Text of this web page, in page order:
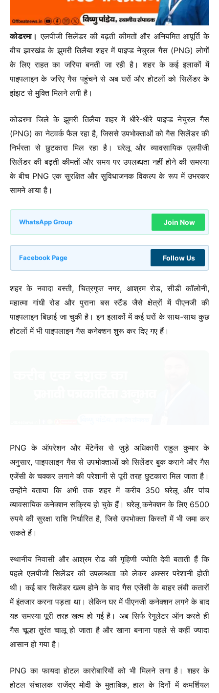
कोडरमा। एलपीजी सिलेंडर की बढ़ती कीमतों और अनियमित आपूर्ति के
बीच झारखंड के झुमरी तिलैया शहर में पाइप्ड नेचुरल गैस (PNG) लोगों
के लिए राहत का जरिया बनती जा रही है। शहर के कई इलाकों में
पाइपलाइन के जरिए गैस पहुंचने से अब घरों और होटलों को सिलेंडर के
झंझट से मुक्ति मिलने लगी है।
कोडरमा जिले के झुमरी तिलैया शहर में धीरे-धीरे पाइप्ड नेचुरल गैस
(PNG) का नेटवर्क फैल रहा है, जिससे उपभोक्ताओं को गैस सिलेंडर की
निर्भरता से छुटकारा मिल रहा है। घरेलू और व्यावसायिक एलपीजी
सिलेंडर की बढ़ती कीमतों और समय पर उपलब्धता नहीं होने की समस्या
के बीच PNG एक सुरक्षित और सुविधाजनक विकल्प के रूप में उभरकर
सामने आया है।
WhatsApp Group Join Now
Facebook Page Follow Us
शहर के नवादा बस्ती, चित्रगुप्त नगर, आश्रम रोड, सीडी कॉलोनी,
महात्मा गांधी रोड और पुराना बस स्टैंड जैसे क्षेत्रों में पीएनजी की
पाइपलाइन बिछाई जा चुकी है। इन इलाकों में कई घरों के साथ-साथ कुछ
होटलों में भी पाइपलाइन गैस कनेक्शन शुरू कर दिए गए हैं।
PNG के ऑपरेशन और मेंटेनेंस से जुड़े अधिकारी राहुल कुमार के
अनुसार, पाइपलाइन गैस से उपभोक्ताओं को सिलेंडर बुक कराने और गैस
एजेंसी के चक्कर लगाने की परेशानी से पूरी तरह छुटकारा मिल जाता है।
उन्होंने बताया कि अभी तक शहर में करीब 350 घरेलू और पांच
व्यावसायिक कनेक्शन सक्रिय हो चुके हैं। घरेलू कनेक्शन के लिए 6500
रुपये की सुरक्षा राशि निर्धारित है, जिसे उपभोक्ता किस्तों में भी जमा कर
सकते हैं।
स्थानीय निवासी और आश्रम रोड की गृहिणी ज्योति देवी बताती हैं कि
पहले एलपीजी सिलेंडर की उपलब्धता को लेकर अक्सर परेशानी होती
थी। कई बार सिलेंडर खत्म होने के बाद गैस एजेंसी के बाहर लंबी कतारों
में इंतजार करना पड़ता था। लेकिन घर में पीएनजी कनेक्शन लगने के बाद
यह समस्या पूरी तरह खत्म हो गई है। अब सिर्फ रेगुलेटर ऑन करते ही
गैस चूल्हा तुरंत चालू हो जाता है और खाना बनाना पहले से कहीं ज्यादा
आसान हो गया है।
PNG का फायदा होटल कारोबारियों को भी मिलने लगा है। शहर के
होटल संचालक राजेंद्र मोदी के मुताबिक, हाल के दिनों में कमर्शियल